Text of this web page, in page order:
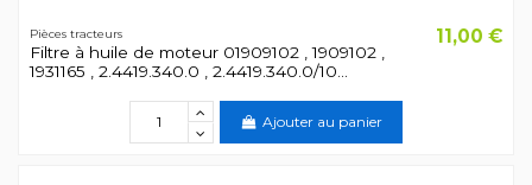
Pièces tracteurs
Filtre à huile de moteur 01909102 , 1909102 ,
1931165 , 2.4419.340.0 , 2.4419.340.0/10...
11,00 €
Ajouter au panier